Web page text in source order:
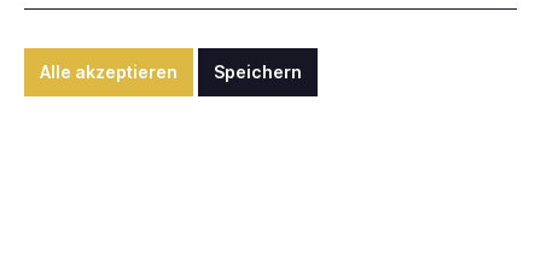
Blick zurück
Alle akzeptieren Speichern